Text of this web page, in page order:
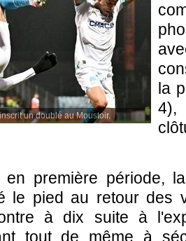
un doublé au Moustoir.
la
4),
en première période,
le pied au retour des
à dix suite à
tout de même à